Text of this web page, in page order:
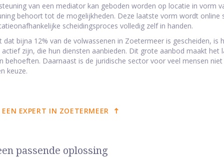
van een mediator kan geboden worden op locatie in vorm
behoort tot de mogelijkheden. Deze laatste vorm wordt
scheidingsproces volledig zelf in handen.
dat bijna 12% van de volwassenen in Zoetermeer is gescheiden,
actief zijn, die hun diensten aanbieden. Dit grote aanbod maakt
behoeften. Daarnaast is de juridische sector voor veel mensen
keuze.
EXPERT IN ZOETERMEER
passende oplossing